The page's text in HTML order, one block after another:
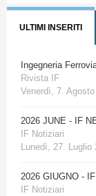
ULTIMI INSERITI
Ingegneria
Rivista IF
Venerdì, 7.
2026 JUNE - IF
IF Notiziari
Lunedì, 27. Luglio
2026 GIUGNO -
IF Notiziari